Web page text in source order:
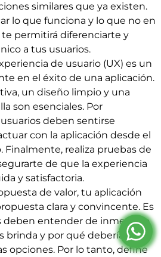
similares que ya existen.
lo que funciona y lo que no en
te permitirá diferenciarte y
a tus usuarios.
de usuario (UX) es un
en el éxito de una aplicación.
un diseño limpio y una
son esenciales. Por
deben sentirse
con la aplicación desde el
realiza pruebas de
de que la experiencia
y satisfactoria.
de valor, tu aplicación
clara y convincente. Es
deben entender de inmediato
brinda y por qué deberían
opciones. Por lo tanto, define